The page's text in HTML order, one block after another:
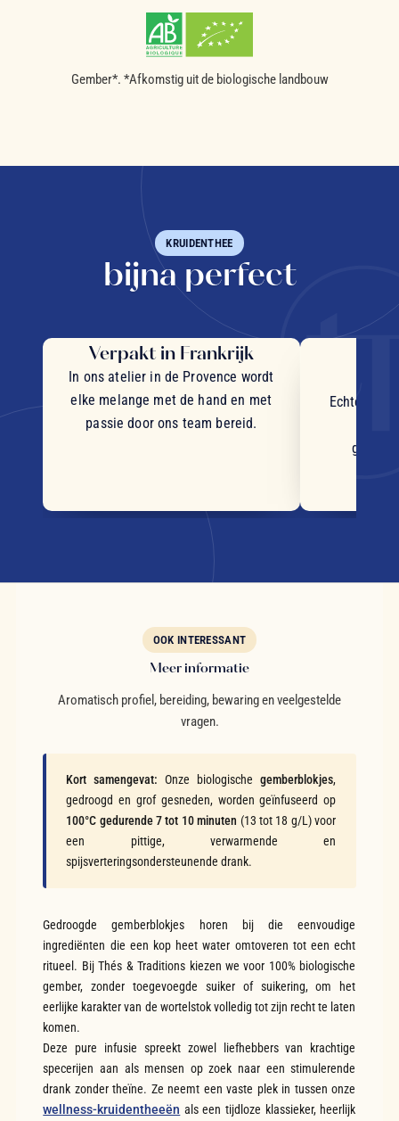
Gember*. *Afkomstig uit de biologische landbouw
KRUIDENTHEE
bijna perfect
Verpakt in Frankrijk
In ons atelier in de Provence wordt
elke melange met de hand en met
passie door ons team bereid.
Echte
OOK INTERESSANT
Meer informatie
Aromatisch profiel, bereiding, bewaring en veelgestelde
vragen.
Kort samengevat: Onze biologischegemberblokjes,
gedroogd en grof gesneden, worden geïnfuseerd op
100°C gedurende 7 tot 10 minuten (13 tot 18 g/L) voor
een pittige, verwarmende en
spijsverteringsondersteunende drank.
Gedroogde gemberblokjes horen bij die eenvoudige
ingrediënten die een kop heet water omtoveren tot een echt
ritueel. Bij Thés & Traditions kiezen we voor 100% biologische
gember, zonder toegevoegde suiker of suikering, om het
eerlijke karakter van de wortelstok volledig tot zijn recht te laten
komen.
Deze pure infusie spreekt zowel liefhebbers van krachtige
specerijen aan als mensen op zoek naar een stimulerende
drank zonder theïne. Ze neemt een vaste plek in tussen onze
wellness-kruidentheeën als een tijdloze klassieker, heerlijk